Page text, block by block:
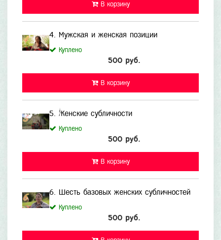
В корзину
4. Мужская и женская позиции
Куплено
500 руб.
В корзину
5. Женские субличности
Куплено
500 руб.
В корзину
6. Шесть базовых женских субличностей
Куплено
500 руб.